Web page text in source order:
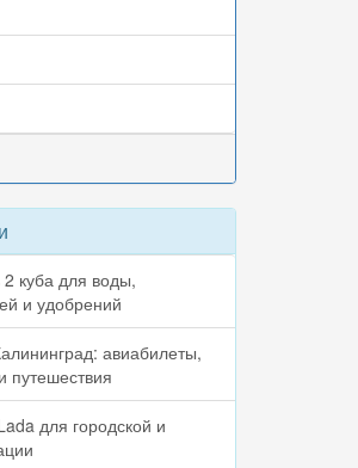
2 куба для воды,
и удобрений
авиабилеты,
путешествия
для городской и